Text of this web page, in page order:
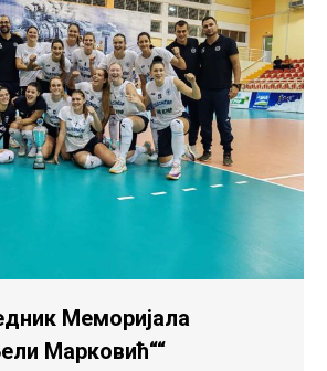
Меморијала
Марковић““